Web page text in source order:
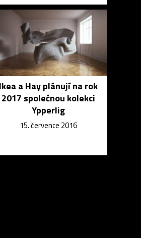
Ikea a Hay plánují na rok
2017 společnou kolekci
Ypperlig
15. července 2016